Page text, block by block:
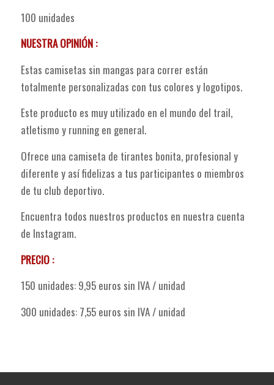
100 unidades
NUESTRA OPINIÓN :
Estas camisetas sin mangas para correr están
totalmente personalizadas con tus colores y logotipos.
Este producto es muy utilizado en el mundo del trail,
atletismo y running en general.
Ofrece una camiseta de tirantes bonita, profesional y
diferente y así fidelizas a tus participantes o miembros
de tu club deportivo.
Encuentra todos nuestros productos en nuestra cuenta
de Instagram.
PRECIO :
150 unidades: 9,95 euros sin IVA / unidad
300 unidades: 7,55 euros sin IVA / unidad